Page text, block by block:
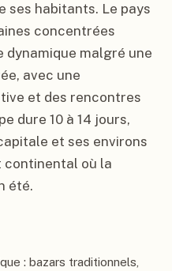
ses habitants. Le pays
concentrées
dynamique malgré une
avec une
et des rencontres
dure 10 à 14 jours,
et ses environs
continental où la
été.
: bazars traditionnels,